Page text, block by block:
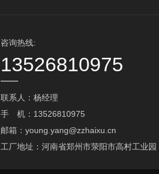
咨询热线:
13526810975
联系人：杨经理
手 机：13526810975
邮箱：young.yang@zzhaixu.cn
工厂地址：河南省郑州市荥阳市高村工业园